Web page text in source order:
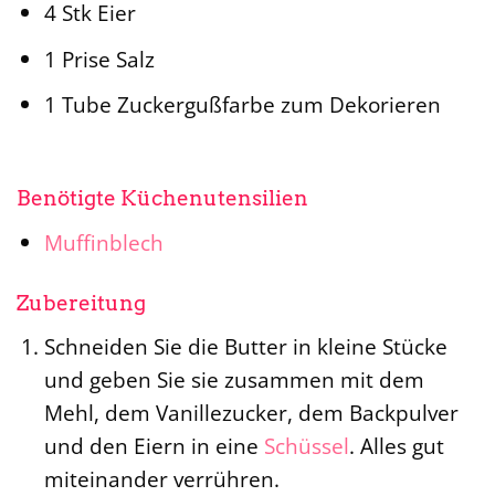
4 Stk Eier
1 Prise Salz
1 Tube Zuckergußfarbe zum Dekorieren
Benötigte Küchenutensilien
Muffinblech
Zubereitung
Schneiden Sie die Butter in kleine Stücke
und geben Sie sie zusammen mit dem
Mehl, dem Vanillezucker, dem Backpulver
und den Eiern in eine Schüssel. Alles gut
miteinander verrühren.